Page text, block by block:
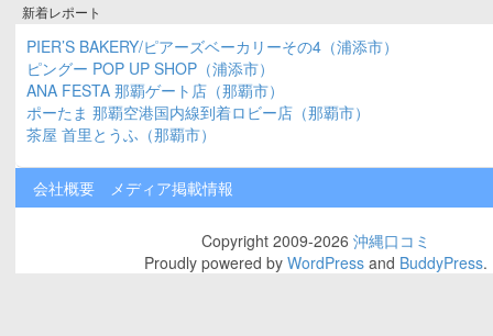
新着レポート
PIER’S BAKERY/ピアーズベーカリーその4（浦添市）
ピングー POP UP SHOP（浦添市）
ANA FESTA 那覇ゲート店（那覇市）
ポーたま 那覇空港国内線到着ロビー店（那覇市）
茶屋 首里とうふ（那覇市）
会社概要 メディア掲載情報
Copyright 2009-2026 沖縄口コミ
Proudly powered by WordPressand BuddyPress.